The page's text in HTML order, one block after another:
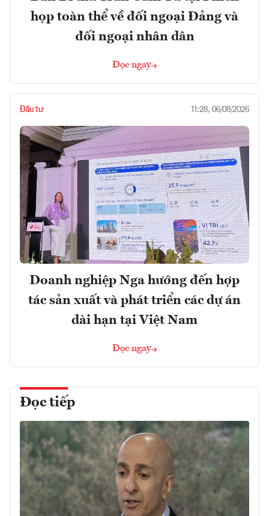
họp toàn thể về đối ngoại Đảng và
đối ngoại nhân dân
Đọc ngay
Đầu tư 11:28, 06/08/2026
Doanh nghiệp Nga hướng đến hợp
tác sản xuất và phát triển các dự án
dài hạn tại Việt Nam
Đọc ngay
Đọc tiếp